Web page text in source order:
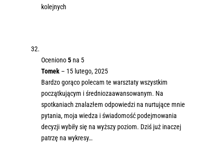
kolejnych
Oceniono5na 5
Tomek – 15 lutego, 2025
Bardzo gorąco polecam te warsztaty wszystkim
początkującym i średniozaawansowanym. Na
spotkaniach znalazłem odpowiedzi na nurtujące mnie
pytania, moja wiedza i świadomość podejmowania
decyzji wybiły się na wyższy poziom. Dziś już inaczej
patrzę na wykresy…